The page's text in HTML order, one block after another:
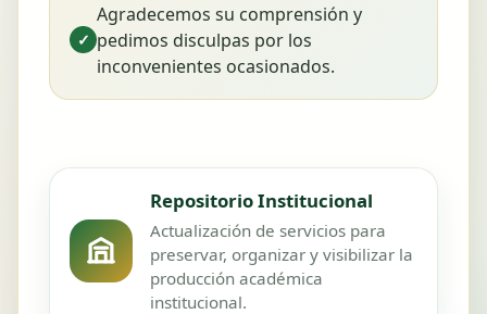
✓
Agradecemos su comprensión y
pedimos disculpas por los
inconvenientes ocasionados.
Repositorio Institucional
Actualización de servicios para
preservar, organizar y visibilizar la
producción académica
institucional.